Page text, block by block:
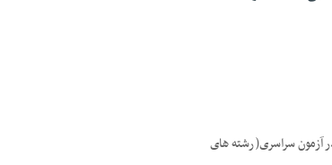
آزمون سراسری( رشته های